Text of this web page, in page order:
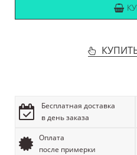
Бесплатная доставка
в день заказа
Оплата
после примерки